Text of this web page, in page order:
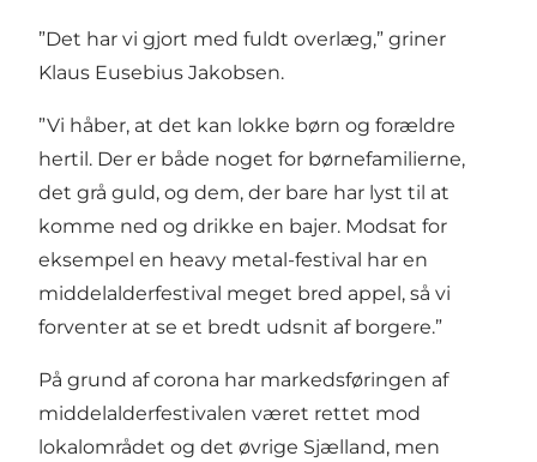
”Det har vi gjort med fuldt overlæg,” griner
Klaus Eusebius Jakobsen.
”Vi håber, at det kan lokke børn og forældre
hertil. Der er både noget for børnefamilierne,
det grå guld, og dem, der bare har lyst til at
komme ned og drikke en bajer. Modsat for
eksempel en heavy metal-festival har en
middelalderfestival meget bred appel, så vi
forventer at se et bredt udsnit af borgere.”
På grund af corona har markedsføringen af
middelalderfestivalen været rettet mod
lokalområdet og det øvrige Sjælland, men